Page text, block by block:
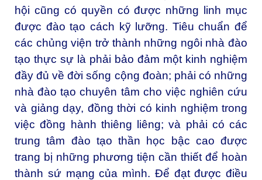
hội cũng có quyền có được những linh mục
được đào tạo cách kỹ lưỡng. Tiêu chuẩn để
các chủng viện trở thành những ngôi nhà đào
tạo thực sự là phải bảo đảm một kinh nghiệm
đầy đủ về đời sống cộng đoàn; phải có những
nhà đào tạo chuyên tâm cho việc nghiên cứu
và giảng dạy, đồng thời có kinh nghiệm trong
việc đồng hành thiêng liêng; và phải có các
trung tâm đào tạo thần học bậc cao được
trang bị những phương tiện cần thiết để hoàn
thành sứ mạng của mình. Để đạt được điều